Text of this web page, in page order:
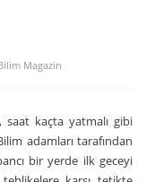
Magazin
, saat kaçta yatmalıgibi
adamları tarafından
bir yerde ilk geceyi